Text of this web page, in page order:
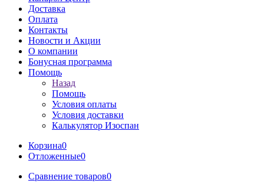
Доставка
Оплата
Контакты
Новости и Акции
О компании
Бонусная программа
Помощь
Назад
Помощь
Условия оплаты
Условия доставки
Калькулятор Изоспан
Корзина0
Отложенные0
Сравнение товаров0